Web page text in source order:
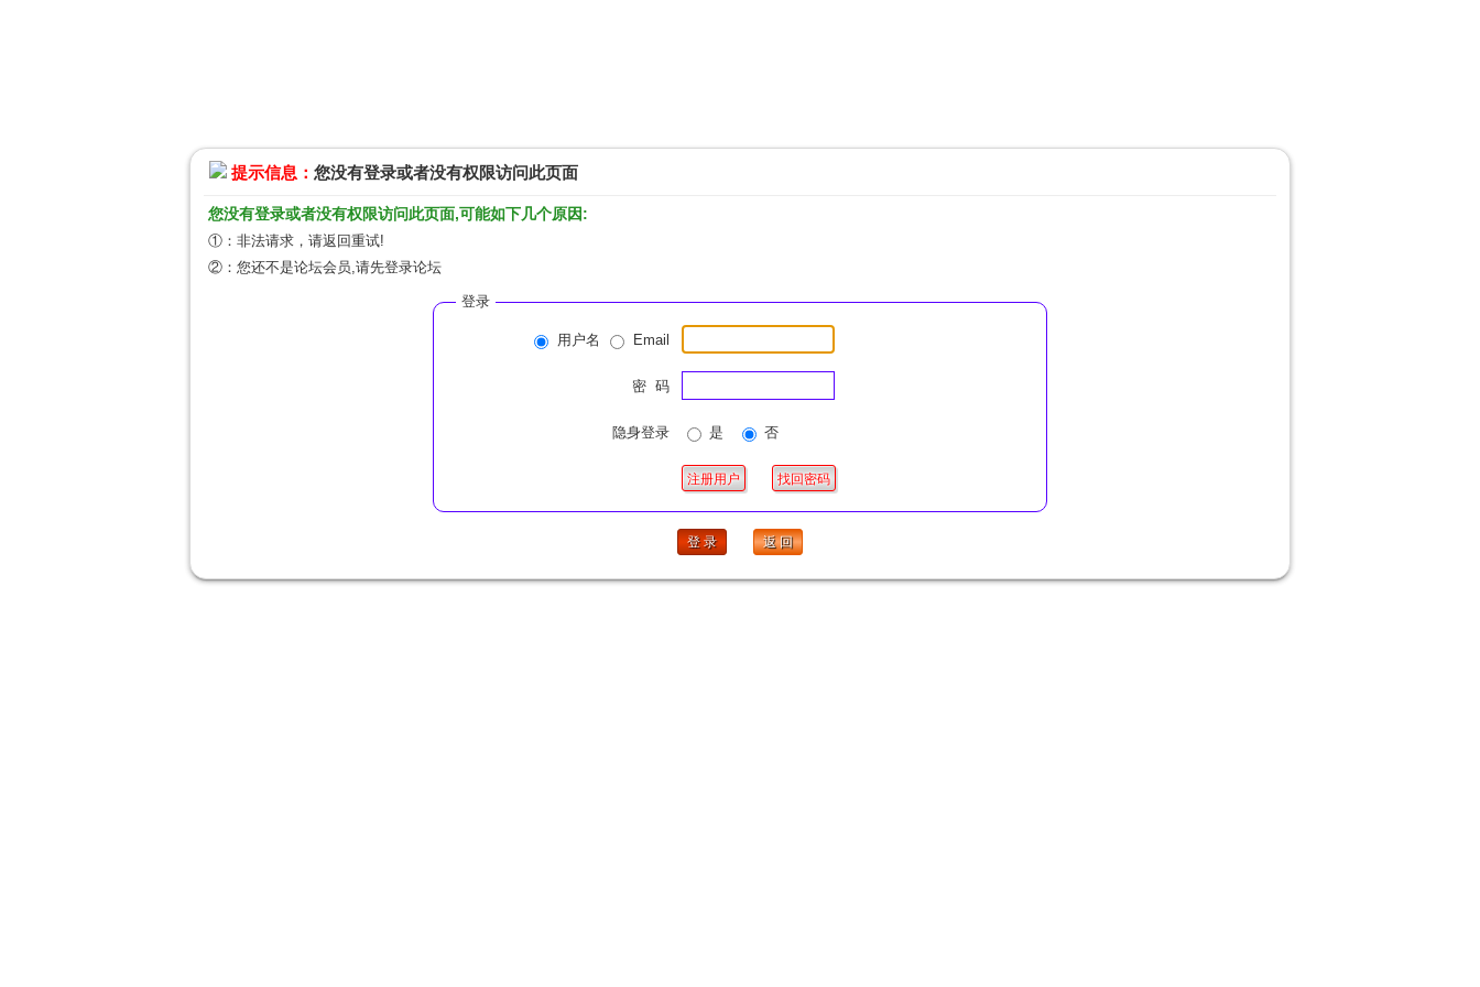
提示信息： 您没有登录或者没有权限访问此页面
您没有登录或者没有权限访问此页面,可能如下几个原因:
①：非法请求，请返回重试!
②：您还不是论坛会员,请先登录论坛
登录
用户名 Email
密 码
隐身登录 是 否